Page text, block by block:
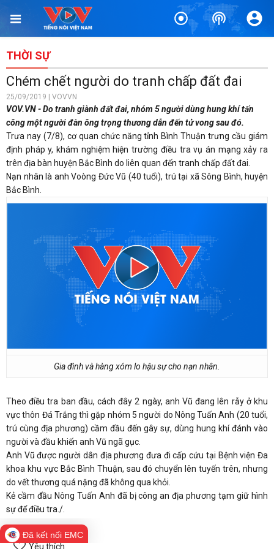
THỜI SỰ
Chém chết người do tranh chấp đất đai
25/09/2019 | VOVVN
VOV.VN - Do tranh giành đất đai, nhóm 5 người dùng hung khí tấn
công một người đàn ông trọng thương dẫn đến tử vong sau đó.
Trưa nay (7/8), cơ quan chức năng tỉnh Bình Thuận trưng cầu giám
định pháp y, khám nghiệm hiện trường điều tra vụ án mạng xảy ra
trên địa bàn huyện Bắc Bình do liên quan đến tranh chấp đất đai.
Nạn nhân là anh Voòng Đức Vũ (40 tuổi), trú tại xã Sông Bình, huyện
Bắc Bình.
Gia đình và hàng xóm lo hậu sự cho nạn nhân.
Theo điều tra ban đầu, cách đây 2 ngày, anh Vũ đang lên rẫy ở khu
vực thôn Đá Trắng thì gặp nhóm 5 người do Nông Tuấn Anh (20 tuổi,
trú cùng địa phương) cầm đầu đến gây sự, dùng hung khí đánh vào
người và đầu khiến anh Vũ ngã gục.
Anh Vũ được người dân địa phương đưa đi cấp cứu tại Bệnh viện Đa
khoa khu vực Bắc Bình Thuận, sau đó chuyển lên tuyến trên, nhưng
do vết thương quá nặng đã không qua khỏi.
Kẻ cầm đầu Nông Tuấn Anh đã bị công an địa phương tạm giữ hình
sự để điều tra./.
Yêu thích
Đã kết nối EMC